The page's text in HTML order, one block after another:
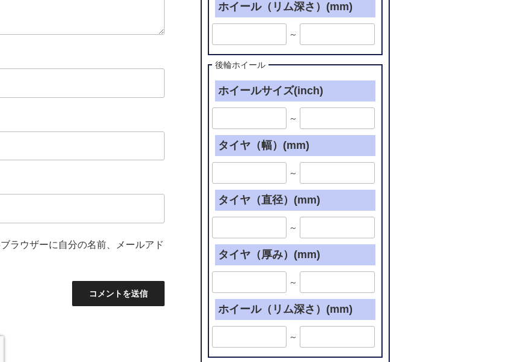
ラウザーに自分の名前、メールアド
ホイール（リム深さ）(mm)
～
後輪ホイール
ホイールサイズ(inch)
～
タイヤ（幅）(mm)
～
タイヤ（直径）(mm)
～
タイヤ（厚み）(mm)
～
ホイール（リム深さ）(mm)
～